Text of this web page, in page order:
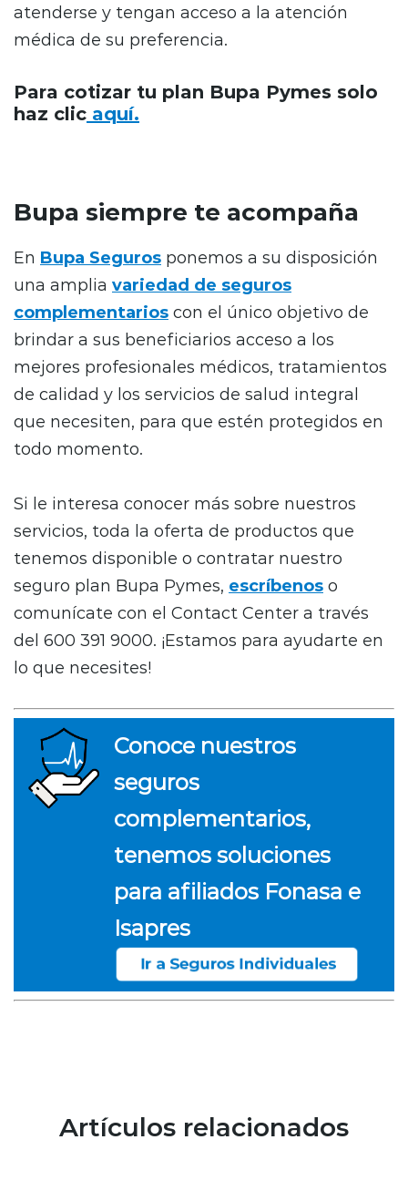
atenderse y tengan acceso a la atención
médica de su preferencia.
Para cotizar tu plan Bupa Pymes solo
haz clic aquí.
Bupa siempre te acompaña
En Bupa Seguros ponemos a su disposición
una amplia variedad de seguros
complementarios con el único objetivo de
brindar a sus beneficiarios acceso a los
mejores profesionales médicos, tratamientos
de calidad y los servicios de salud integral
que necesiten, para que estén protegidos en
todo momento.
Si le interesa conocer más sobre nuestros
servicios, toda la oferta de productos que
tenemos disponible o contratar nuestro
seguro plan Bupa Pymes, escríbenos o
comunícate con el Contact Center a través
del 600 391 9000. ¡Estamos para ayudarte en
lo que necesites!
Conoce nuestros
seguros
complementarios,
tenemos soluciones
para afiliados Fonasa e
Isapres
Artículos relacionados